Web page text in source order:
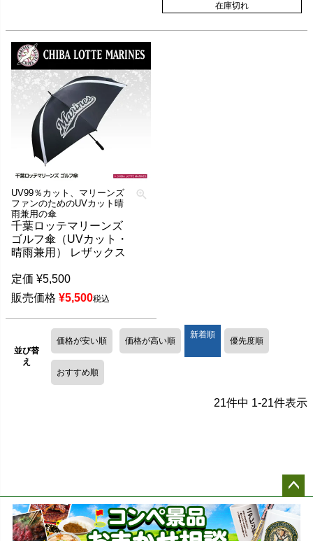
在庫切れ
UV99％カット、マリーンズ
ファンのためのUVカット晴
雨兼用の傘
千葉ロッテマリーンズ
ゴルフ傘（UVカット・
晴雨兼用） レザックス
定価 ¥5,500
販売価格 ¥5,500税込
並び替
え
価格が安い順 価格が高い順
新着順
優先度順
おすすめ順
21件中 1-21件表示
ペー
ジト